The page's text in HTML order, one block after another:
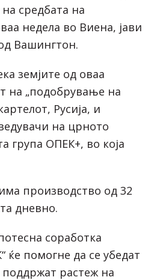
средбата на
недела во Виена, јави
Вашингтон.
земјите од оваа
на „подобрување на
Русија, и
на црното
група ОПЕК+, во која
производство од 32
дневно.
соработка
ќе помогне да се убедат
растеж на